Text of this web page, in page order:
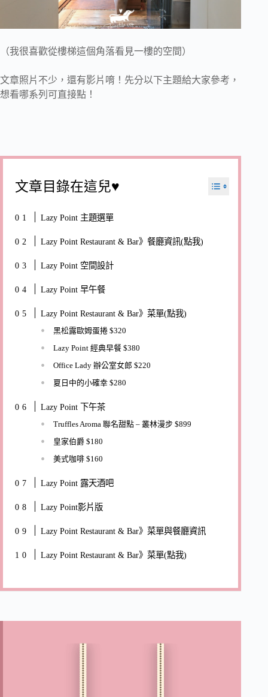
（我很喜歡從樓梯這個角落看見一樓的空間）
文章照片不少，還有影片唷！先分以下主題給大家參考，
想看哪系列可直接點！
文章目錄在這兒♥
Lazy Point 主題選單
Lazy Point Restaurant & Bar》餐廳資訊(點我)
Lazy Point 空間設計
Lazy Point 早午餐
Lazy Point Restaurant & Bar》菜單(點我)
黑松露歐姆蛋捲 $320
Lazy Point 經典早餐 $380
Office Lady 辦公室女郎 $220
夏日中的小確幸 $280
Lazy Point 下午茶
Truffles Aroma 聯名甜點 – 叢林漫步 $899
皇家伯爵 $180
美式咖啡 $160
Lazy Point 露天酒吧
Lazy Point影片版
Lazy Point Restaurant & Bar》菜單與餐廳資訊
Lazy Point Restaurant & Bar》菜單(點我)